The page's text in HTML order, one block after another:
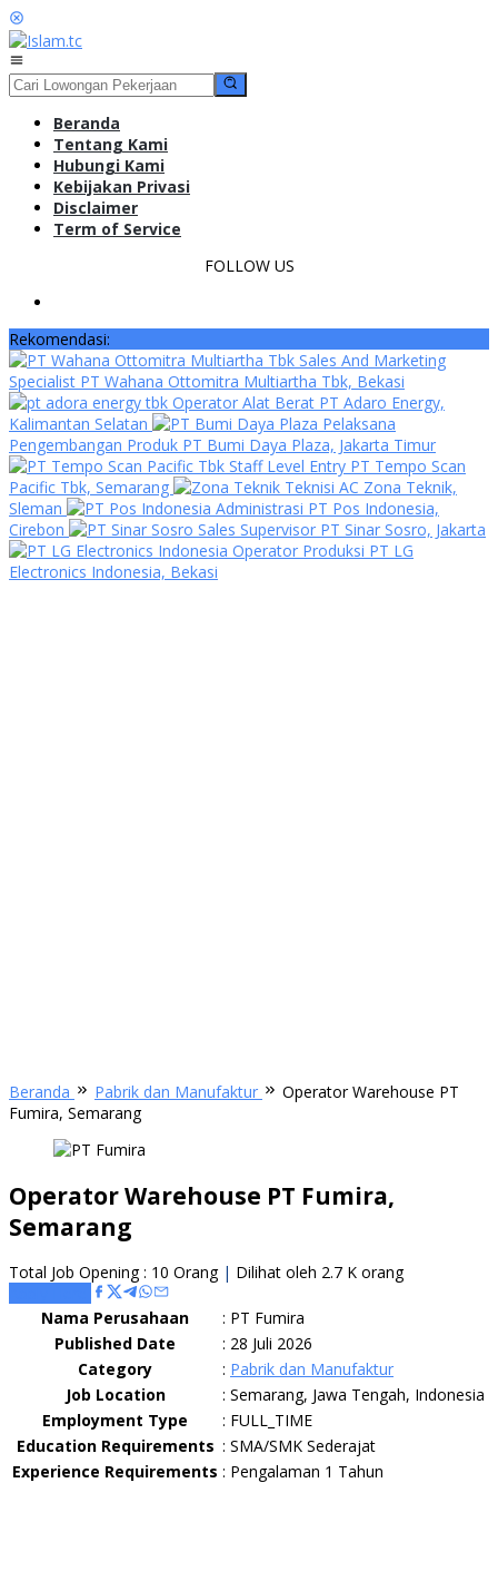
Loncat
ke
konten
Mobile
Beranda
Tentang Kami
Hubungi Kami
Kebijakan Privasi
Disclaimer
Term of Service
FOLLOW US
Rekomendasi:
Sales And Marketing
Specialist PT Wahana Ottomitra Multiartha Tbk, Bekasi
Operator Alat Berat PT Adaro Energy,
Kalimantan Selatan
Pelaksana
Pengembangan Produk PT Bumi Daya Plaza, Jakarta Timur
Staff Level Entry PT Tempo Scan
Pacific Tbk, Semarang
Teknisi AC Zona Teknik,
Sleman
Administrasi PT Pos Indonesia,
Cirebon
Sales Supervisor PT Sinar Sosro, Jakarta
Operator Produksi PT LG
Electronics Indonesia, Bekasi
Beranda Pabrik dan Manufaktur
Operator Warehouse PT
Fumira, Semarang
Operator Warehouse PT Fumira,
Semarang
Total Job Opening : 10 Orang | Dilihat oleh 2.7 K orang
Nama Perusahaan
: PT Fumira
Published Date
: 28 Juli 2026
Category
: Pabrik dan Manufaktur
Job Location
: Semarang, Jawa Tengah, Indonesia
Employment Type
: FULL_TIME
Education Requirements : SMA/SMK Sederajat
Experience Requirements : Pengalaman 1 Tahun